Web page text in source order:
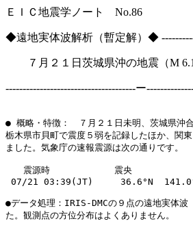
ＥＩＣ地震学ノート
◆遠地実体波解析（暫定解）◆
７月２１日茨城県沖の地震（M 6.1
--------------------------------------ー
● 概略・特徴：　７月２１日未明、茨城県沖
栃木県市貝町で震度５弱を記録したほか、関
ました。気象庁の速報震源は次の通りです。
震源時　　　  　　　震央　       　
07/21 03:39(JT)     36.6°N
●データ処理：IRIS-DMCの９点の遠地実体波
た。観測点の方位分布はよくありません。